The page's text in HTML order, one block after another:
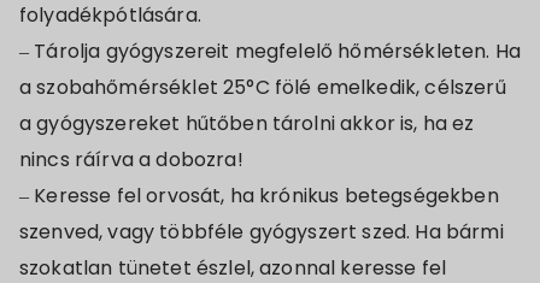
folyadékpótlására.
– Tárolja gyógyszereit megfelelő hőmérsékleten. Ha
a szobahőmérséklet 25°C fölé emelkedik, célszerű
a gyógyszereket hűtőben tárolni akkor is, ha ez
nincs ráírva a dobozra!
– Keresse fel orvosát, ha krónikus betegségekben
szenved, vagy többféle gyógyszert szed. Ha bármi
szokatlan tünetet észlel, azonnal keresse fel